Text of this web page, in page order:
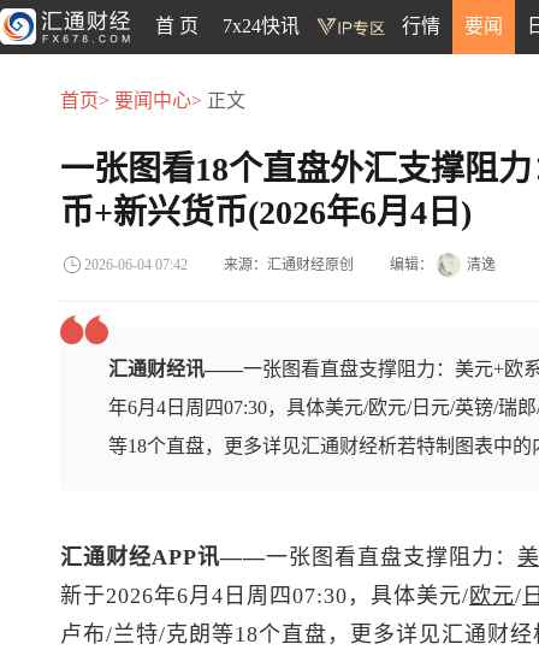
首 页 7x24快讯 行情 要闻
首页> 要闻中心> 正文
一张图看18个直盘外汇支撑阻
币+新兴货币(2026年6月4日)
2026-06-04 07:42 来源：汇通财经原创 编辑： 清逸
汇通财经讯——一张图看直盘支撑阻力：美元+欧
年6月4日周四07:30，具体美元/欧元/日元/英镑/瑞
等18个直盘，更多详见汇通财经析若特制图表中的
汇通财经APP讯——一张图看直盘支撑阻力：
新于2026年6月4日周四07:30，具体美元/欧元/
卢布/兰特/克朗等18个直盘，更多详见汇通财